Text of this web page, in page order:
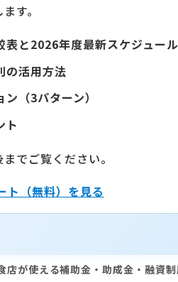
す。
表と2026年度最新スケジュール
の活用方法
（3パターン）
ト
でご覧ください。
ト（無料）を見る
店が使える補助金・助成金・融資制